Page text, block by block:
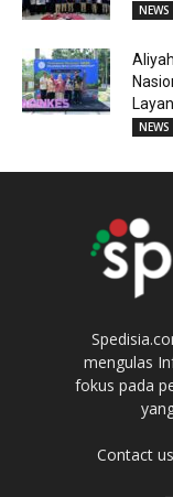
NEWS
NEWS
mengulas
fokus pada
Contact